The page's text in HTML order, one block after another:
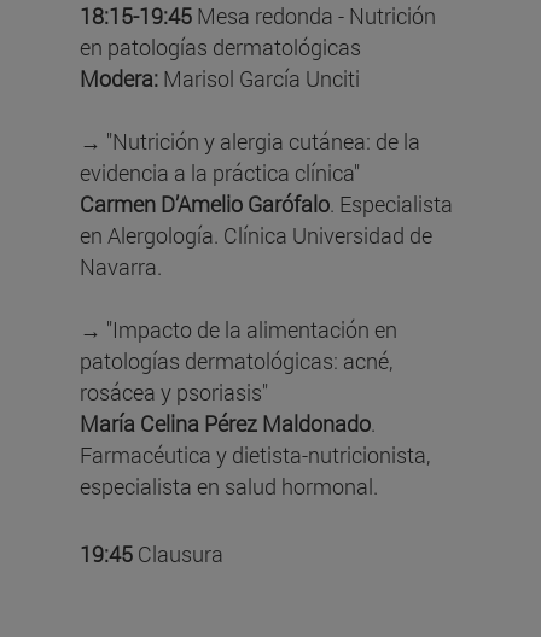
18:15-19:45 Mesa redonda - Nutrición
en patologías dermatológicas
Modera: Marisol García Unciti
→ "Nutrición y alergia cutánea: de la
evidencia a la práctica clínica"
Carmen D’Amelio Garófalo. Especialista
en Alergología. Clínica Universidad de
Navarra.
→ "Impacto de la alimentación en
patologías dermatológicas: acné,
rosácea y psoriasis"
María Celina Pérez Maldonado.
Farmacéutica y dietista-nutricionista,
especialista en salud hormonal.
19:45 Clausura